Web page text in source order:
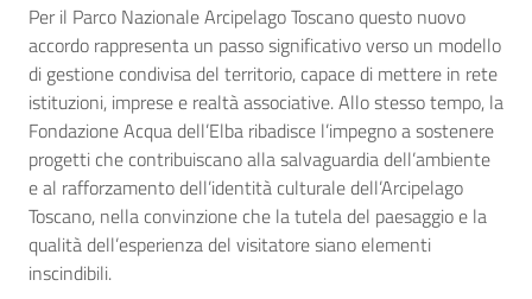
Per il Parco Nazionale Arcipelago Toscano questo nuovo
accordo rappresenta un passo significativo verso un modello
di gestione condivisa del territorio, capace di mettere in rete
istituzioni, imprese e realtà associative. Allo stesso tempo, la
Fondazione Acqua dell’Elba ribadisce l’impegno a sostenere
progetti che contribuiscano alla salvaguardia dell’ambiente
e al rafforzamento dell’identità culturale dell’Arcipelago
Toscano, nella convinzione che la tutela del paesaggio e la
qualità dell’esperienza del visitatore siano elementi
inscindibili.